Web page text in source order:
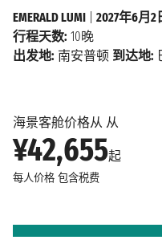
海景客舱价格从 从
¥42,655起
每人价格 包含税费
EMERALD LUMI
2027年6月2
行程天数: 10晚
出发地: 南安普顿 到达地: